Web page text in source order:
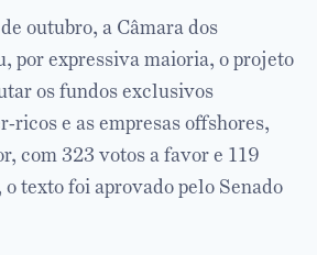
outubro, a Câmara dos
por expressiva maioria, o projeto
os fundos exclusivos
ricos e as empresas offshores,
com 323 votos a favor e 119
texto foi aprovado pelo Senado